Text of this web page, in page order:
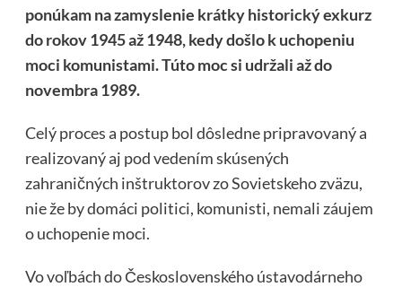
ponúkam na zamyslenie krátky historický exkurz
do rokov 1945 až 1948, kedy došlo k uchopeniu
moci komunistami. Túto moc si udržali až do
novembra 1989.
Celý proces a postup bol dôsledne pripravovaný a
realizovaný aj pod vedením skúsených
zahraničných inštruktorov zo Sovietskeho zväzu,
nie že by domáci politici, komunisti, nemali záujem
o uchopenie moci.
Vo voľbách do Československého ústavodárneho